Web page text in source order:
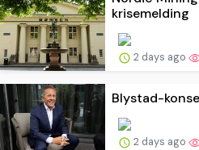
krisemelding
2 days ago
Blystad-
2 days ago